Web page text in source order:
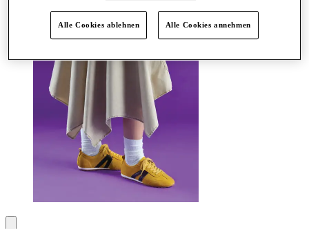
Alle Cookies ablehnen Alle Cookies annehmen